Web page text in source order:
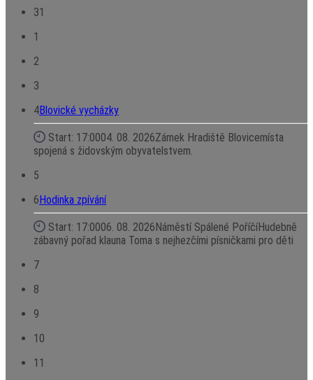
31
1
2
3
4Blovické vycházky
Start: 17:0004. 08. 2026Zámek Hradiště Blovicemísta
spojená s židovským obyvatelstvem.
5
6 Hodinka zpívání
Start: 17:0006. 08. 2026 Náměstí Spálené PoříčíHudebně
zábavný pořad klauna Toma s nejhezčími písničkami pro děti
7
8
9
10
11